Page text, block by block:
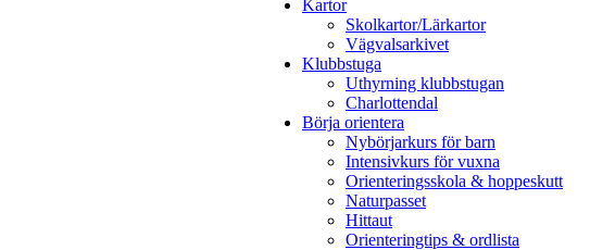
Kartor
Skolkartor/Lärkartor
Vägvalsarkivet
Klubbstuga
Uthyrning klubbstugan
Charlottendal
Börja orientera
Nybörjarkurs för barn
Intensivkurs för vuxna
Orienteringsskola & hoppeskutt
Naturpasset
Hittaut
Orienteringtips & ordlista